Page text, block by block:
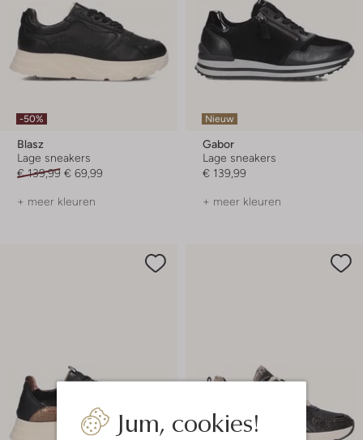
Jum, cookies!
-50%
Blasz
Lage sneakers
€ 139,99 € 69,99
+ meer kleuren
Nieuw
Gabor
Lage sneakers
€ 139,99
+ meer kleuren